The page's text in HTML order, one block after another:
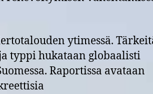
ytimessä.
typpi hukataan globaalisti
Raportissa avataan